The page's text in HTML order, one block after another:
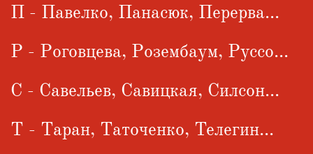
П - Павелко, Панасюк, Перерва...
Р - Роговцева, Розембаум, Руссо...
С - Савельев, Савицкая, Силсон...
Т - Таран, Таточенко, Телегин...